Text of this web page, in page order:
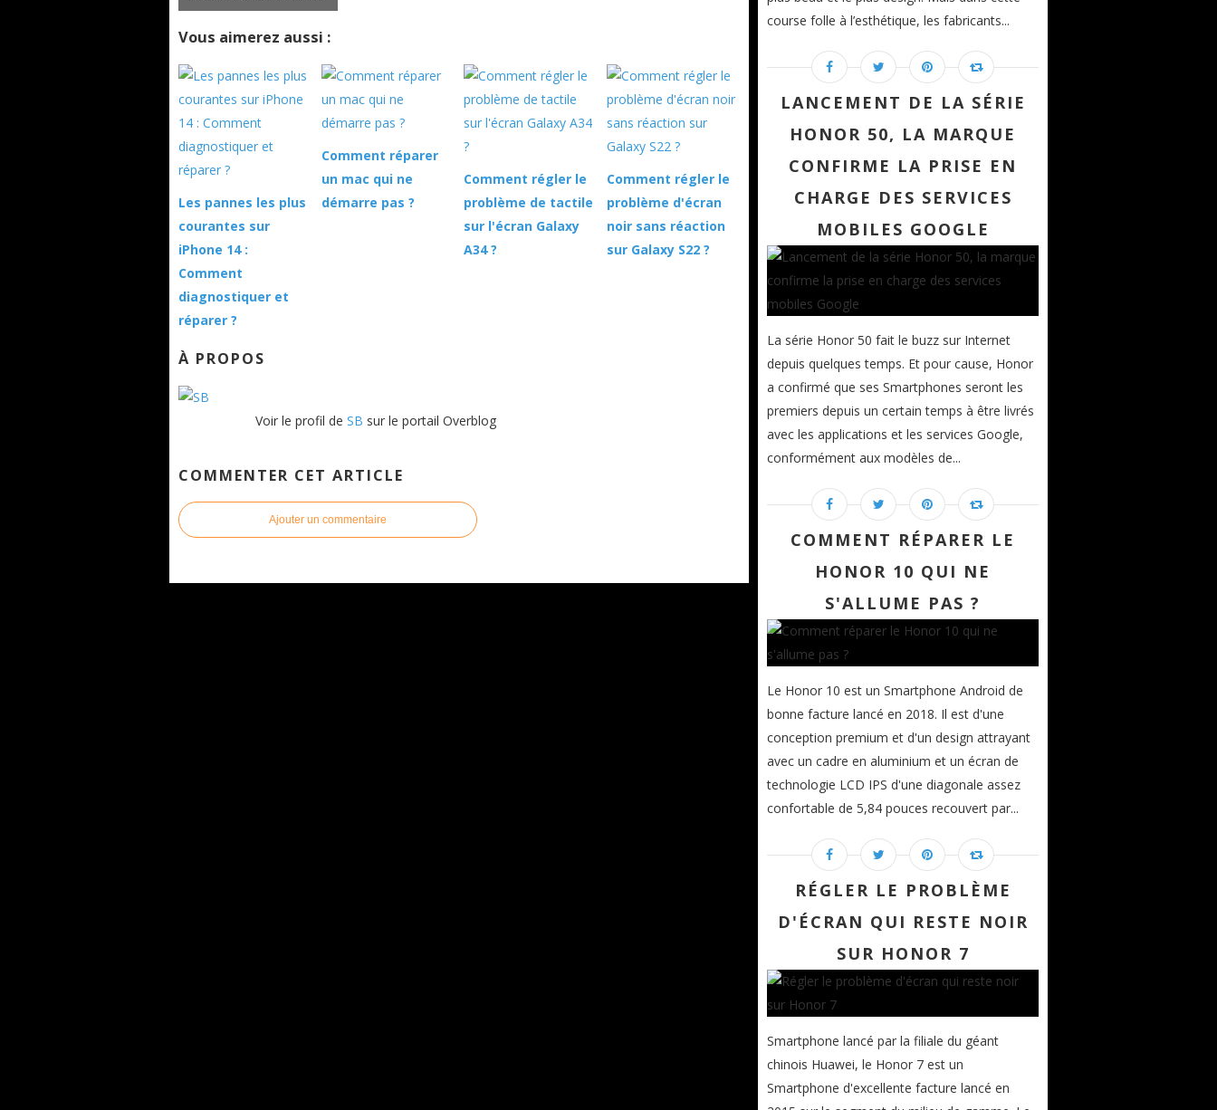
Vous aimerez aussi :
Les pannes les plus
courantes sur
iPhone 14 :
Comment
diagnostiquer et
réparer ?
Comment réparer
un mac qui ne
démarre pas ?
Comment régler le
problème de tactile
sur l'écran Galaxy
A34 ?
Comment régler le
problème d'écran
noir sans réaction
sur Galaxy S22 ?
À PROPOS
Voir le profil de SB sur le portail Overblog
COMMENTER CET ARTICLE
Ajouter un commentaire
course folle à l’esthétique, les fabricants...
LANCEMENT DE LA SÉRIE
HONOR 50, LA MARQUE
CONFIRME LA PRISE EN
CHARGE DES SERVICES
MOBILES GOOGLE
La série Honor 50 fait le buzz sur Internet
depuis quelques temps. Et pour cause, Honor
a confirmé que ses Smartphones seront les
premiers depuis un certain temps à être livrés
avec les applications et les services Google,
conformément aux modèles de...
COMMENT RÉPARER LE
HONOR 10 QUI NE
S'ALLUME PAS ?
Le Honor 10 est un Smartphone Android de
bonne facture lancé en 2018. Il est d'une
conception premium et d'un design attrayant
avec un cadre en aluminium et un écran de
technologie LCD IPS d'une diagonale assez
confortable de 5,84 pouces recouvert par...
RÉGLER LE PROBLÈME
D'ÉCRAN QUI RESTE NOIR
SUR HONOR 7
Smartphone lancé par la filiale du géant
chinois Huawei, le Honor 7 est un
Smartphone d'excellente facture lancé en